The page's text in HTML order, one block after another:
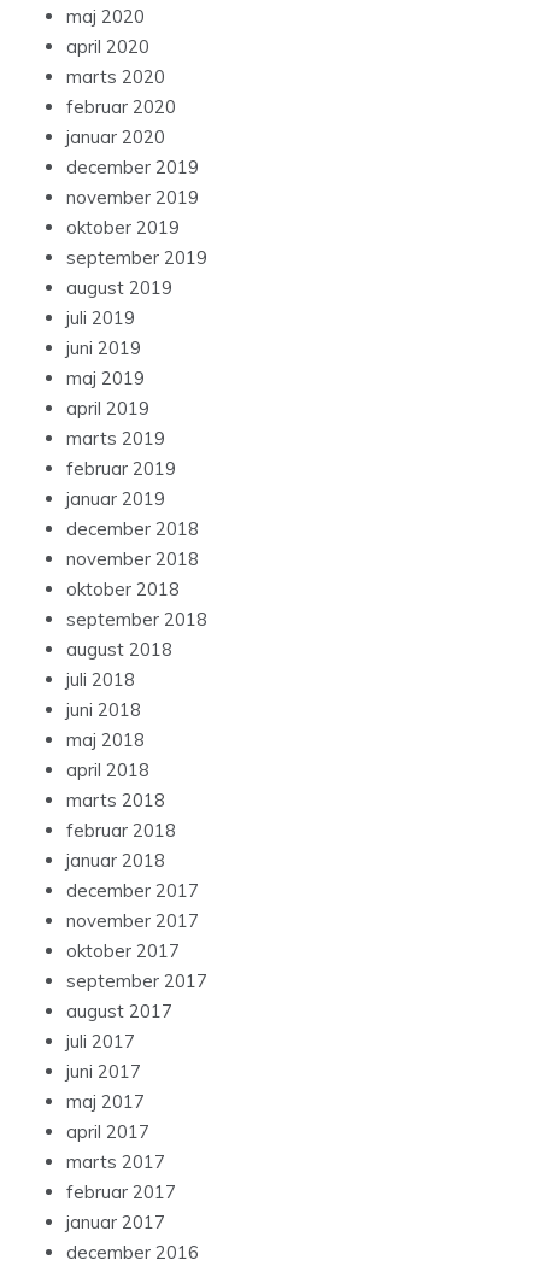
maj 2020
april 2020
marts 2020
februar 2020
januar 2020
december 2019
november 2019
oktober 2019
september 2019
august 2019
juli 2019
juni 2019
maj 2019
april 2019
marts 2019
februar 2019
januar 2019
december 2018
november 2018
oktober 2018
september 2018
august 2018
juli 2018
juni 2018
maj 2018
april 2018
marts 2018
februar 2018
januar 2018
december 2017
november 2017
oktober 2017
september 2017
august 2017
juli 2017
juni 2017
maj 2017
april 2017
marts 2017
februar 2017
januar 2017
december 2016